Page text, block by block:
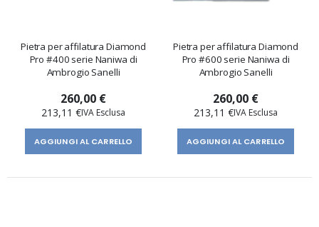
Pietra per affilatura Diamond
Pro #400 serie Naniwa di
Ambrogio Sanelli
260,00 €
213,11 €
AGGIUNGI AL CARRELLO
Pietra per affilatura Diamond
Pro #600 serie Naniwa di
Ambrogio Sanelli
260,00 €
213,11 €
AGGIUNGI AL CARRELLO